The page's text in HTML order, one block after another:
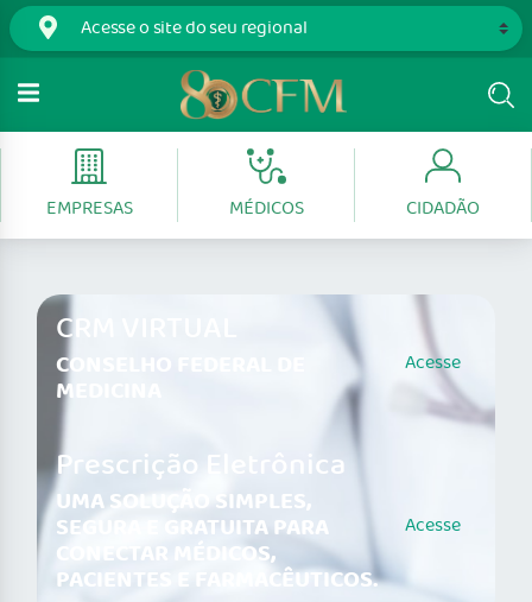
EMPRESAS MÉDICOS CIDADÃO
CRM VIRTUAL
CONSELHO FEDERAL DE
MEDICINA
Acesse
Prescrição Eletrônica
UMA SOLUÇÃO SIMPLES,
SEGURA E GRATUITA PARA
CONECTAR MÉDICOS,
PACIENTES E FARMACÊUTICOS.
Acesse